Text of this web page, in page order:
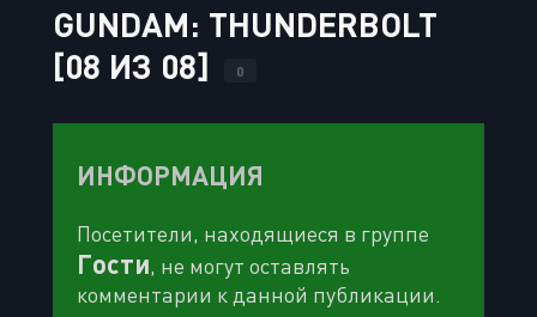
GUNDAM: THUNDERBOLT
[08 ИЗ 08]
0
ИНФОРМАЦИЯ
Посетители, находящиеся в группе
Гости, не могут оставлять
комментарии к данной публикации.